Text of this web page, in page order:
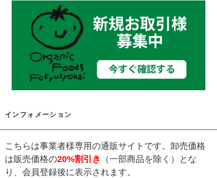
インフォメーション
こちらは事業者様専用の通販サイトです。卸売価格
は販売価格の20%割引き
（一部商品を除く）とな
り、会員登録後に表示されます。